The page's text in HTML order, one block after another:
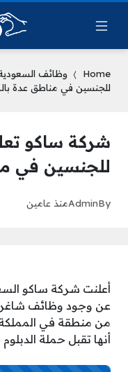
Home وظائف
للجنسين في مناطق عدة
شركة ساكو
للجنسين في
By
Adminمنذ عامين
أعلنت شركة ساكو
عن وجود وظائف
من منطقة في
أنها تقبل حملة